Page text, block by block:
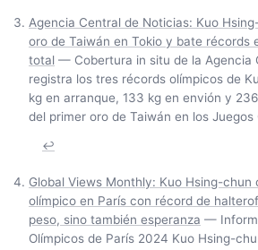
Agencia Central de Noticias: Kuo
oro de Taiwán en Tokio y bate récords
total — Cobertura in situ de la Agencia
registra los tres récords olímpicos de
kg en arranque, 133 kg en envión y
del primer oro de Taiwán en los Juegos
↩
Global Views Monthly: Kuo Hsing-chun
olímpico en París con récord de
peso, sino también esperanza —
Olímpicos de París 2024 Kuo Hsing-